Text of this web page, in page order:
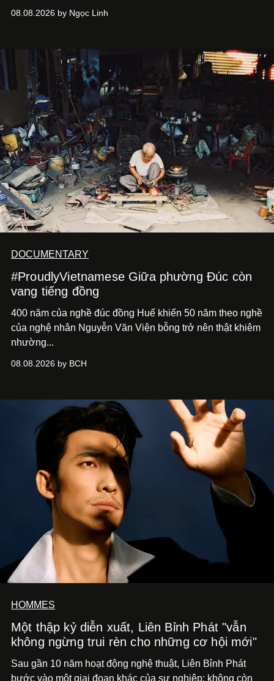
sử dụng bảng màu nâu sữa, kem, trắng ngà cùng những
quán cà phê. Dưới đây là những mẫu nail được yêu thích
nhất của xu hướng này.
08.08.2026 by Ngọc Linh
DOCUMENTARY
#ProudlyVietnamese Giữa phường Đúc còn
vang tiếng đồng
400 năm của nghề đúc đồng Huế khiến 50 năm theo nghề
của nghệ nhân Nguyễn Văn Viện bỗng trở nên thật khiêm
nhường...
08.08.2026 by BCH
HOMMES
Một thập kỷ diễn xuất, Liên Bỉnh Phát "vẫn
không ngừng trui rèn cho những cơ hội mới"
Sau gần 10 năm hoạt động nghệ thuật, Liên Bỉnh Phát
bước vào một giai đoạn khác của sự nghiệp: không còn